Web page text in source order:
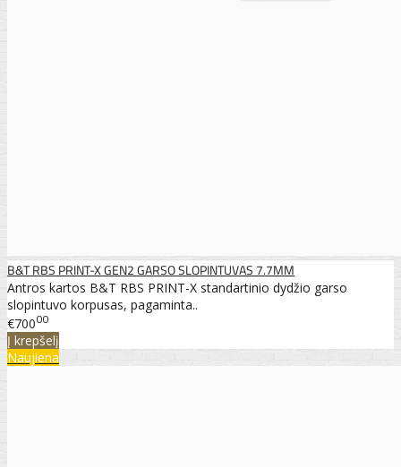
B&T RBS PRINT-X GEN2 GARSO SLOPINTUVAS 7.7MM
Antros kartos B&T RBS PRINT-X standartinio dydžio garso
slopintuvo korpusas, pagaminta..
€70000
Į krepšelį
Naujiena